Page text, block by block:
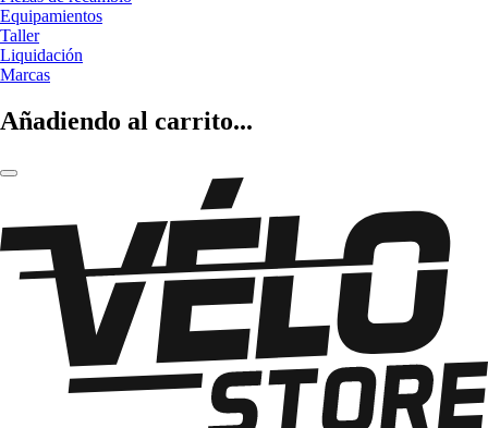
Equipamientos
Taller
Liquidación
Marcas
Añadiendo al carrito...